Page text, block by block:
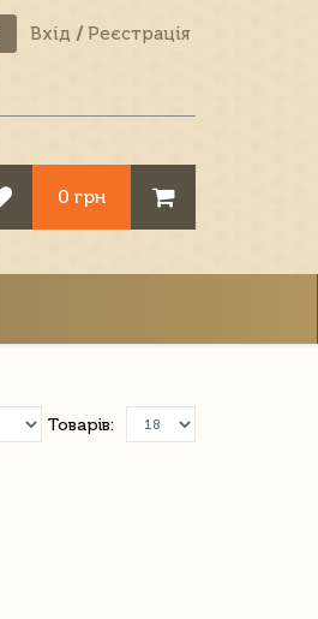
Вхід / Реєстрація
0 грн
Товарів: